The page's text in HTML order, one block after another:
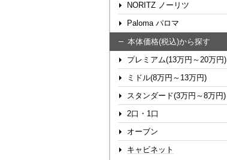
NORITZ ノーリツ
Paloma パロマ
本体価格(税込)から探す
プレミアム(13万円～20万円)
ミドル(8万円～13万円)
スタンダード(3万円～8万円)
2口・1口
オーブン
キャビネット